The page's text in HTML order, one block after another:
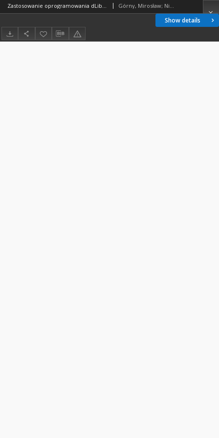
Show details
Zastosowanie oprogramowania dLibra do budowy Wielkopolskiej Biblioteki Cyfrowej Górny, Mirosław; Nikisch, Jan Andrzej; Gruszczyński, Paweł; Mazurek, Cezary; Stroiński, Maciej; Swędrzyński, Andrzej